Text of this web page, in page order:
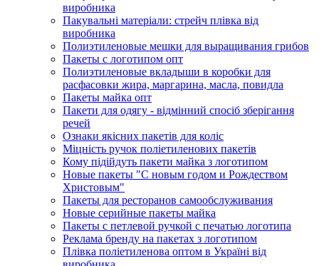
виробника
Пакувальні матеріали: стрейч плівка від
виробника
Полиэтиленовые мешки для выращивания грибов
Пакеты с логотипом опт
Полиэтиленовые вкладыши в коробки для
расфасовки жира, маргарина, масла, повидла
Пакеты майка опт
Пакети для одягу - відмінний спосіб зберігання
речей
Ознаки якісних пакетів для коліс
Міцність ручок поліетиленових пакетів
Кому підійдуть пакети майка з логотипом
Новые пакеты "С новым годом и Рождеством
Христовым"
Пакеты для ресторанов самообслуживания
Новые серийные пакеты майка
Пакеты с петлевой ручкой с печатью логотипа
Реклама бренду на пакетах з логотипом
Плівка поліетиленова оптом в Україні від